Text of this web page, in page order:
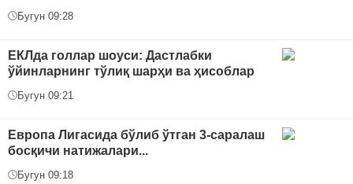
Бугун 09:28
ЕКЛда голлар шоуси: Дастлабки
ўйинларнинг тўлиқ шарҳи ва ҳисоблар
Бугун 09:21
Европа Лигасида бўлиб ўтган 3-саралаш
босқичи натижалари...
Бугун 09:18